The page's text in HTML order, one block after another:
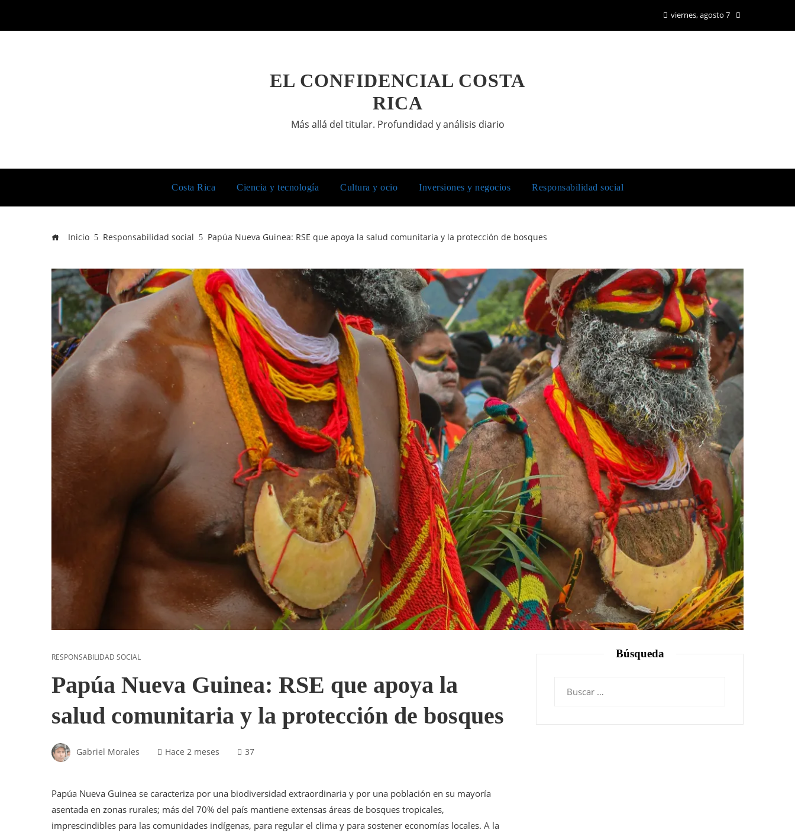
viernes, agosto 7
EL CONFIDENCIAL COSTA
RICA
Más allá del titular. Profundidad y análisis diario
Costa Rica Ciencia y tecnología Cultura y ocio Inversiones y negocios Responsabilidad social
Inicio Responsabilidad social Papúa Nueva Guinea: RSE que apoya la salud comunitaria y la protección de bosques
RESPONSABILIDAD SOCIAL
Papúa Nueva Guinea: RSE que apoya la
salud comunitaria y la protección de bosques
Gabriel Morales Hace 2 meses 37
Papúa Nueva Guinea se caracteriza por una biodiversidad extraordinaria y por una población en su mayoría
asentada en zonas rurales; más del 70% del país mantiene extensas áreas de bosques tropicales,
imprescindibles para las comunidades indígenas, para regular el clima y para sostener economías locales. A la
Búsqueda